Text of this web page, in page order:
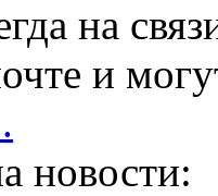
на
и
новости: